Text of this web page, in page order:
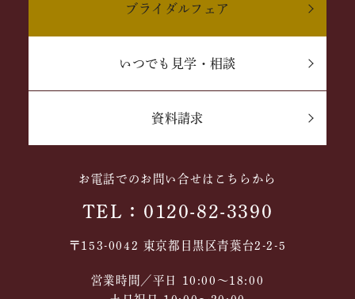
ブライダルフェア
いつでも見学・相談
資料請求
お電話でのお問い合せはこちらから
TEL：0120-82-3390
〒153-0042 東京都目黒区青葉台2-2-5
営業時間／平日 10:00～18:00